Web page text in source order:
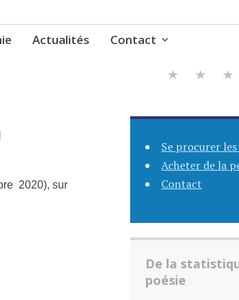
Actualités Contact
2020), sur
Se procurer
Acheter de la
Contact
De la
poésie